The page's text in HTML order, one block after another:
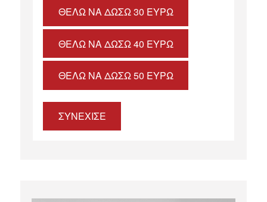
ΘΈΛΩ ΝΑ ΔΏΣΩ 30 ΕΥΡΏ
ΘΈΛΩ ΝΑ ΔΏΣΩ 40 ΕΥΡΏ
ΘΈΛΩ ΝΑ ΔΏΣΩ 50 ΕΥΡΏ
ΣΥΝΕΧΙΣΕ